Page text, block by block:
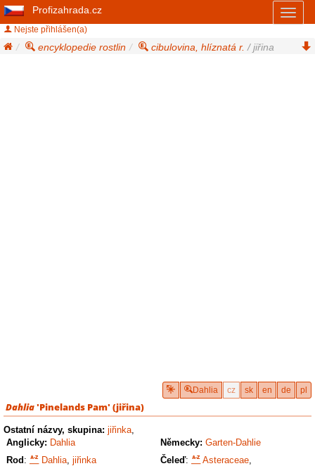
Profizahrada.cz
Nejste přihlášen(a)
encyklopedie rostlin cibulovina, hlíznatá r. / jiřina
Dahlia cz sk en de pl
Dahlia'Pinelands Pam' (jiřina)
Ostatní názvy, skupina: jiřinka,
Anglicky: Dahlia Německy: Garten-Dahlie
Rod : Dahlia, jiřinka Čeleď: Asteraceae,